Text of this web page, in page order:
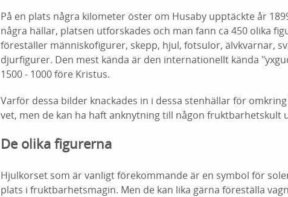
På en plats några kilometer öster om Husaby upptäckte år
några hällar, platsen utforskades och man fann ca 450 olika
föreställer människofigurer, skepp, hjul, fotsulor, älvkvarnar,
djurfigurer. Den mest kända är den internationellt kända
1500 - 1000 före Kristus.
Varför dessa bilder knackades in i dessa stenhällar för
vet, men de kan ha haft anknytning till någon fruktbarhetskult
De olika figurerna
Hjulkorset som är vanligt förekommande är en symbol för
plats i fruktbarhetsmagin. Men de kan lika gärna föreställa